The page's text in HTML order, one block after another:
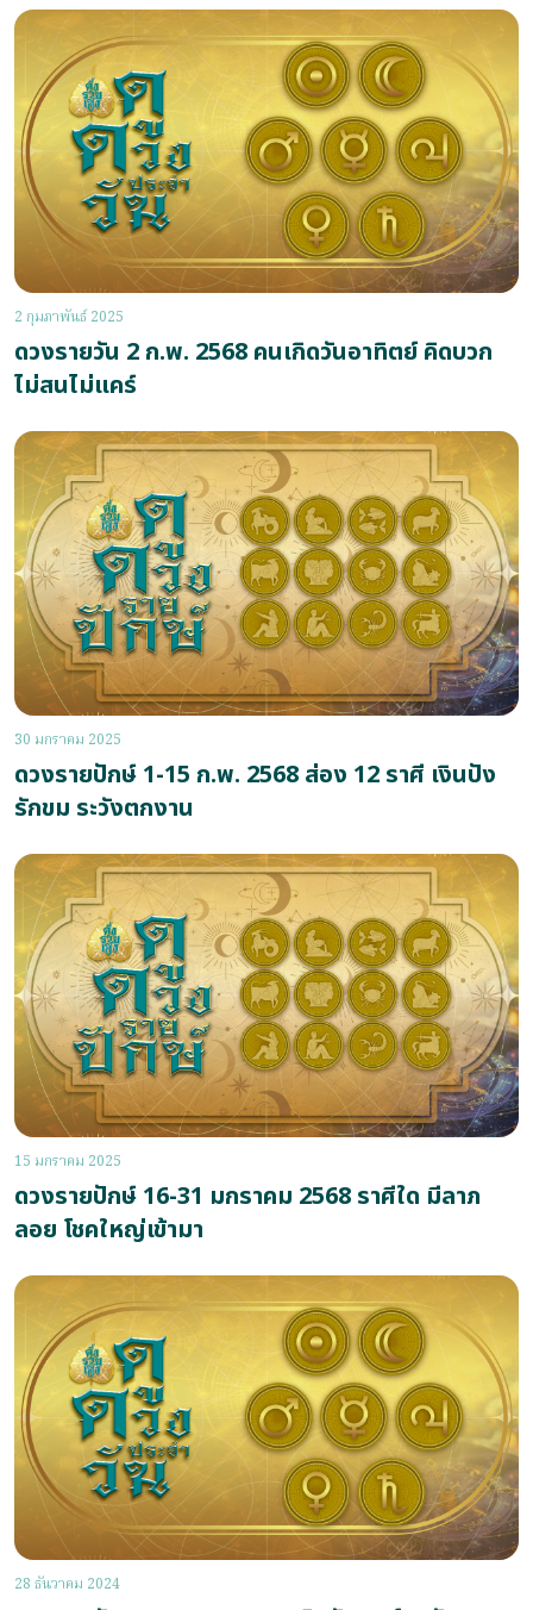
2 กุมภาพันธ์ 2025
ดวงรายวัน 2 ก.พ. 2568 คนเกิดวันอาทิตย์ คิดบวก
ไม่สนไม่แคร์
30 มกราคม 2025
ดวงรายปักษ์ 1-15 ก.พ. 2568 ส่อง 12 ราศี เงินปัง
รักขม ระวังตกงาน
15 มกราคม 2025
ดวงรายปักษ์ 16-31 มกราคม 2568 ราศีใด มีลาภ
ลอย โชคใหญ่เข้ามา
28 ธันวาคม 2024